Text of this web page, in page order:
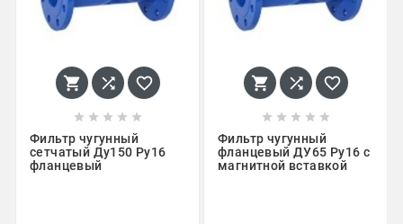
  
    
Фильтр чугунный
сетчатый Ду150 Ру16
фланцевый
  
    
Фильтр чугунный
фланцевый ДУ65 Ру16 с
магнитной вставкой